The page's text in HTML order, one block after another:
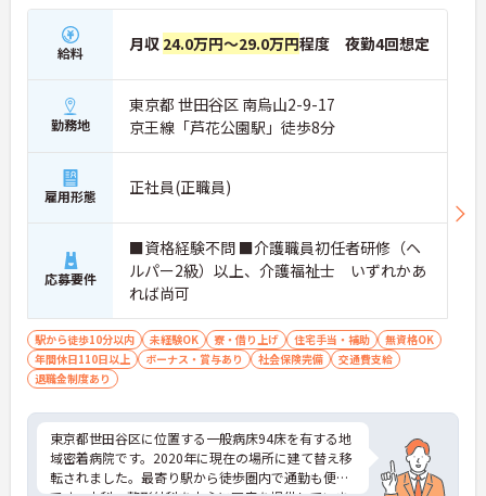
給料 月収 24.0万円～29.0万円程度 夜勤4回想定
勤務地
東京都 世田谷区 南烏山2-9-17
京王線「芦花公園駅」徒歩8分
雇用形態 正社員(正職員)
応募要件
■資格経験不問 ■介護職員初任者研修（ヘ
ルパー2級）以上、介護福祉士 いずれかあ
れば尚可
駅から徒歩10分以内 未経験OK 寮・借り上げ 住宅手当・補助
無資格OK
年間休日110日以上
ボーナス・賞与あり 社会保険完備
交通費支給
退職金制度あり
東京都世田谷区に位置する一般病床94床を有する地
域密着病院です。2020年に現在の場所に建て替え移
転されました。最寄り駅から徒歩圏内で通勤も便利